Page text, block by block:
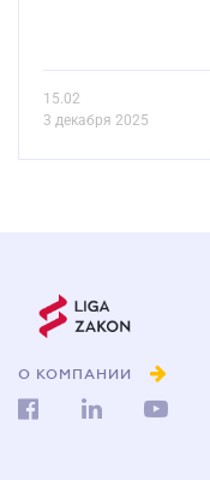
15.02
3 декабря 2025
О КОМПАНИИ